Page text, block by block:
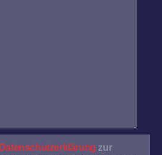
Datenschutzerklärung zur